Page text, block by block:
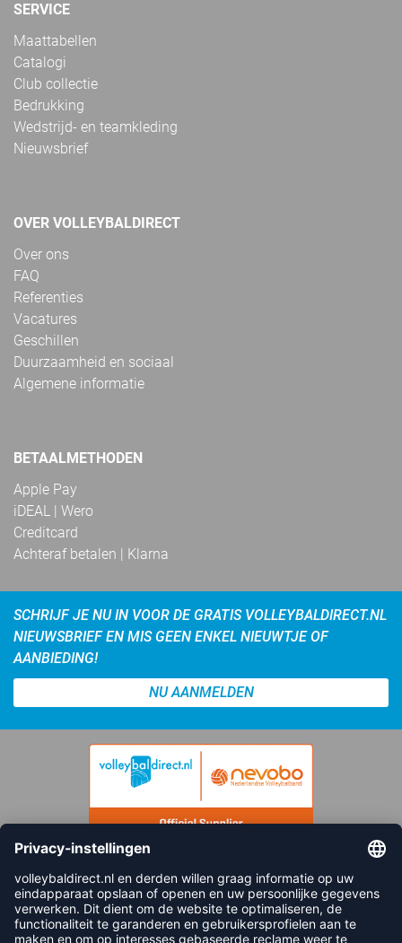
SERVICE
Maattabellen
Catalogi
Club collectie
Bedrukking
Wedstrijd- en teamkleding
Nieuwsbrief
OVER VOLLEYBALDIRECT
Over ons
FAQ
Referenties
Vacatures
Geschillen
Duurzaamheid en sociaal
Algemene informatie
BETAALMETHODEN
Apple Pay
iDEAL | Wero
Creditcard
Achteraf betalen | Klarna
SCHRIJF JE NU IN VOOR DE GRATIS VOLLEYBALDIRECT.NL
NIEUWSBRIEF EN MIS GEEN ENKEL NIEUWTJE OF
AANBIEDING!
NU AANMELDEN